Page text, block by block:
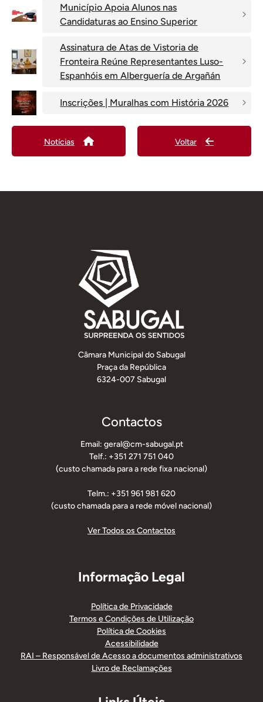
Município Apoia Alunos nas
Candidaturas ao Ensino Superior
Assinatura de Atas de Vistoria de
Fronteira Reúne Representantes Luso-
Espanhóis em Alberguería de Argañán
Inscrições | Muralhas com História 2026
Notícias Voltar
Câmara Municipal do Sabugal
Praça da República
6324-007 Sabugal
Contactos
Email: geral@cm-sabugal.pt
Telf.: +351 271 751 040
(custo chamada para a rede fixa nacional)
Telm.: +351 961 981 620
(custo chamada para a rede móvel nacional)
Ver Todos os Contactos
Informação Legal
Política de Privacidade
Termos e Condições de Utilização
Política de Cookies
Acessibilidade
RAI – Responsável de Acesso a documentos administrativos
Livro de Reclamações